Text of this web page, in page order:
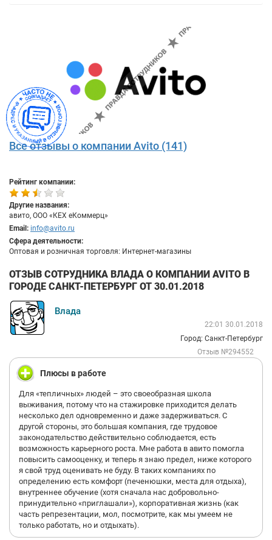
Все отзывы о компании Avito (141)
Рейтинг компании:
Другие названия:
авито, ООО «КЕХ еКоммерц»
Email: info@avito.ru
Сфера деятельности:
Оптовая и розничная торговля: Интернет-магазины
ОТЗЫВ СОТРУДНИКА ВЛАДА О КОМПАНИИ AVITO В
ГОРОДЕ САНКТ-ПЕТЕРБУРГ ОТ 30.01.2018
Влада
22:01 30.01.2018
Город: Санкт-Петербург
Отзыв №294552
Плюсы в работе
Для «тепличных» людей – это своеобразная школа
выживания, потому что на стажировке приходится делать
несколько дел одновременно и даже задерживаться. С
другой стороны, это большая компания, где трудовое
законодательство действительно соблюдается, есть
возможность карьерного роста. Мне работа в авито помогла
повысить самооценку, и теперь я знаю предел, ниже которого
я свой труд оценивать не буду. В таких компаниях по
определению есть комфорт (печенюшки, места для отдыха),
внутреннее обучение (хотя сначала нас добровольно-
принудительно «приглашали»), корпоративная жизнь (как
часть репрезентации, мол, посмотрите, как мы умеем не
только работать, но и отдыхать).